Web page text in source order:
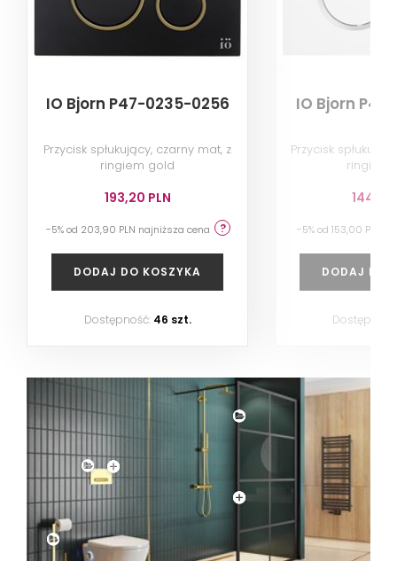
IO Bjorn P47-0235-0256
Przycisk spłukujący, czarny mat, z
ringiem gold
193,20 PLN
-5% od 203,90 PLN najniższa cena
DODAJ DO KOSZYKA
Dostępność: 46 szt.
IO Bjorn
Przycisk
ringiem
144,90
-5% od 153,00 PLN
DODAJ DO